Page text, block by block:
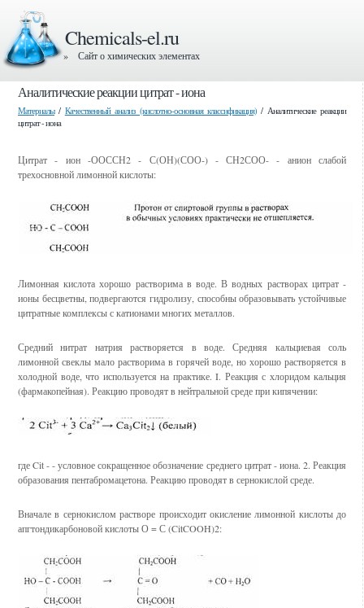
Chemicals-el.ru
» Сайт о химических элементах
Аналитические реакции цитрат - иона
Материалы/ Качественный анализ (кислотно-основная классификация)/ Аналитические реакции
цитрат - иона
Цитрат - ион -ООССН2 - С(ОН)(СОО-) - СН2СОО- - анион слабой
трехосновной лимонной кислоты:
Лимонная кислота хорошо растворима в воде. В водных растворах цитрат -
ионы бесцветны, подвергаются гидролизу, способны образовывать устойчивые
цитратные комплексы с катионами многих металлов.
Средний нитрат натрия растворяется в воде. Средняя кальциевая соль
лимонной свеклы мало растворима в горячей воде, но хорошо растворяется в
холодной воде, что используется на практике. I. Реакция с хлоридом кальция
(фармакопейная). Реакцию проводят в нейтральной среде при кипячении:
где Cit - - условное сокращенное обозначение среднего цитрат - иона. 2. Реакция
образования пентабромацетона. Реакцию проводят в сернокислой среде.
Вначале в сернокислом растворе происходит окисление лимонной кислоты до
апгтондикарбоновой кислоты О = С (CitCOOH)2: